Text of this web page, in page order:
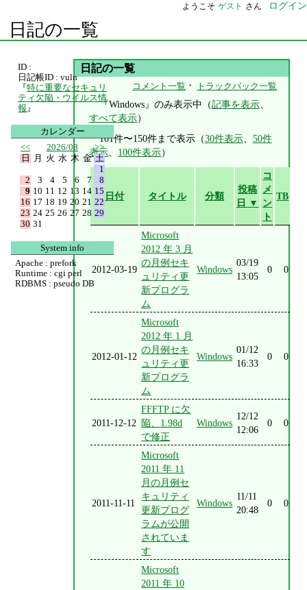
ようこそ ゲスト さん ログイン
日記の一覧
日記の一覧
コメント一覧 ・ トラックバック一覧
『Windows』のみ表示中（記事を表示、
すべて表示）
101件〜150件まで表示（30件表示、 50件
表示、 100件表示）
日付 タイトル 分類
投稿
日 ▼
コ
メ
ン
ト
TB
2012-03-19
Microsoft
2012 年 3 月
の月例セキ
ュリティ更
新プログラ
ム
Windows
03/19
13:05
0 0
2012-01-12
Microsoft
2012 年 1 月
の月例セキ
ュリティ更
新プログラ
ム
Windows
01/12
16:33
0 0
2011-12-12
FFFTP に欠
陥、1.98d
で修正
Windows
12/12
12:06
0 0
2011-11-11
Microsoft
2011 年 11
月の月例セ
キュリティ
更新プログ
ラムが公開
されていま
す
Windows
11/11
20:48
0 0
Microsoft
2011 年 10
ID :
日記帳ID : vuln
『特に重要なセキュリ
ティ欠陥・ウイルス情
報 』
カレンダー
<<
2026/08
>>
日
月 火 水 木 金 土
1
2
3 4 5 6 7
8
9 10 11 12 13 14 15
16 17 18 19 20 21 22
23 24 25 26 27 28 29
30 31
System info
Apache : prefork
Runtime : cgi perl
RDBMS : pseudo DB